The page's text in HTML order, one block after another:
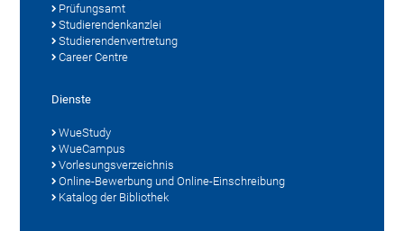
Prüfungsamt
Studierendenkanzlei
Studierendenvertretung
Career Centre
Dienste
WueStudy
WueCampus
Vorlesungsverzeichnis
Online-Bewerbung und Online-Einschreibung
Katalog der Bibliothek